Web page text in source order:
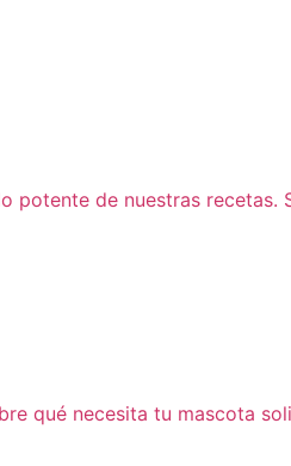
potente de nuestras
qué necesita tu mascota